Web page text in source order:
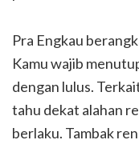
Pra Engkau
Kamu wajib
dengan lulus.
tahu dekat alahan
berlaku. Tambak